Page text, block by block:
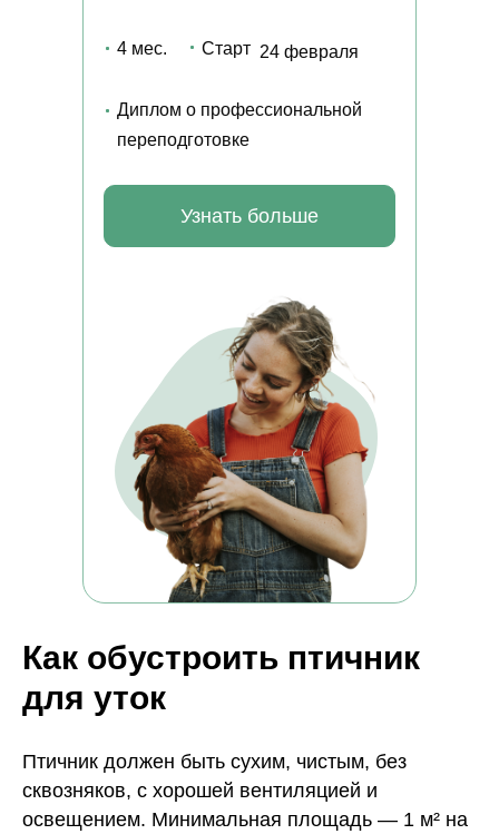
Узнать больше
Диплом о профессиональной
переподготовке
4 мес. 24 февраля
Старт
Как обустроить птичник
для уток
Птичник должен быть сухим, чистым, без
сквозняков, с хорошей вентиляцией и
освещением. Минимальная площадь — 1 м² на